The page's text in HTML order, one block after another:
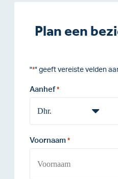
Plan een
"*" geeft vereiste velden
Aanhef *
Voornaam *